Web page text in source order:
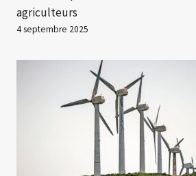
agriculteurs
4 septembre 2025